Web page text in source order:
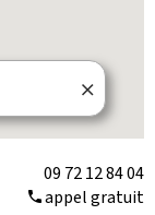
09 72 12 84 04
appel gratuit